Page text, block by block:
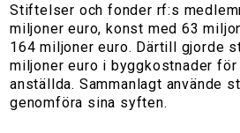
Stiftelser och fonder rf:s
miljoner euro, konst med 63
164 miljoner euro. Därtill gjorde
miljoner euro i byggkostnader
anställda. Sammanlagt använde
genomföra sina syften.